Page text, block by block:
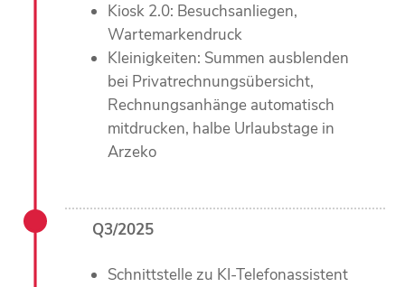
Kiosk 2.0: Besuchsanliegen,
Wartemarkendruck
Kleinigkeiten: Summen ausblenden
bei Privatrechnungsübersicht,
Rechnungsanhänge automatisch
mitdrucken, halbe Urlaubstage in
Arzeko
Q3/2025
Schnittstelle zu KI-Telefonassistent